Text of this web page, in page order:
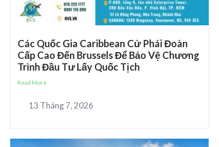
Các Quốc Gia Caribbean Cử Phái Đoàn
Cấp Cao Đến Brussels Để Bảo Vệ Chương
Trình Đầu Tư Lấy Quốc Tịch
Read More
13 Tháng 7, 2026